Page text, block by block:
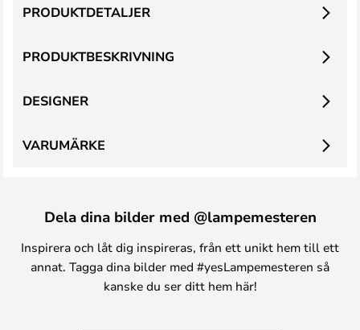
PRODUKTBESKRIVNING
PRODUKTDETALJER
DESIGNER
VARUMÄRKE
Dela dina bilder med @lampemesteren
Inspirera och låt dig inspireras, från ett unikt hem till ett
annat. Tagga dina bilder med #yesLampemesteren så
kanske du ser ditt hem här!